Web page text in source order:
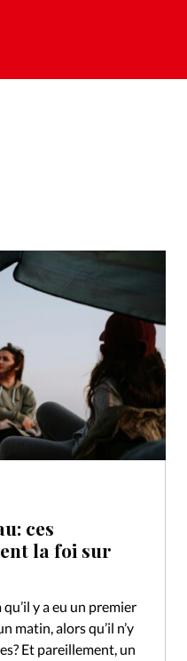
ces
la foi sur
y a eu un premier
matin, alors qu’il n’y
Et pareillement, un